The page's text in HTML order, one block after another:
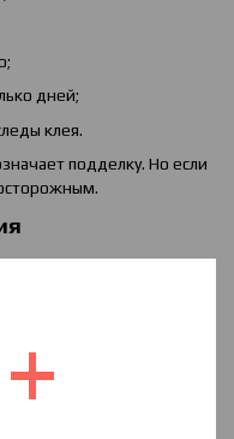
дней;
клея.
подделку. Но если
понятная комплектация.